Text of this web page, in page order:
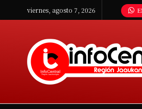
viernes, agosto 7, 2026